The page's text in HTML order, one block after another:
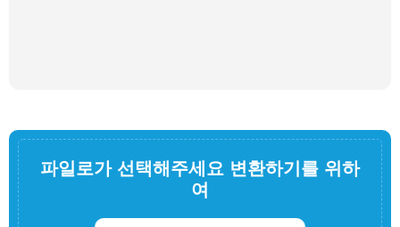
파일로가 선택해주세요 변환하기를 위하
여